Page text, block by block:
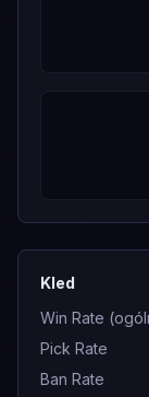
Kled
Win Rate
Pick Rate
Ban Rate